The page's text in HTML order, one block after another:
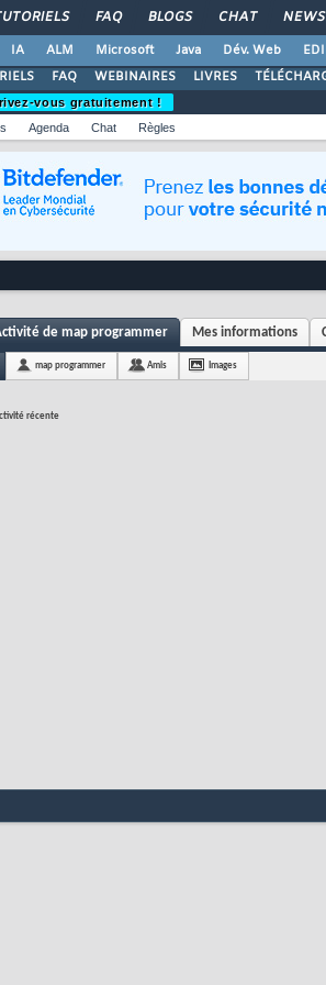
FAQ BLOGS CHAT
IA ALM Microsoft Java Dév. Web EDI
FAQ WEBINAIRES LIVRES
vous gratuitement !
Agenda Chat Règles
de map programmer Mes informations
map programmer Amis Images
récente